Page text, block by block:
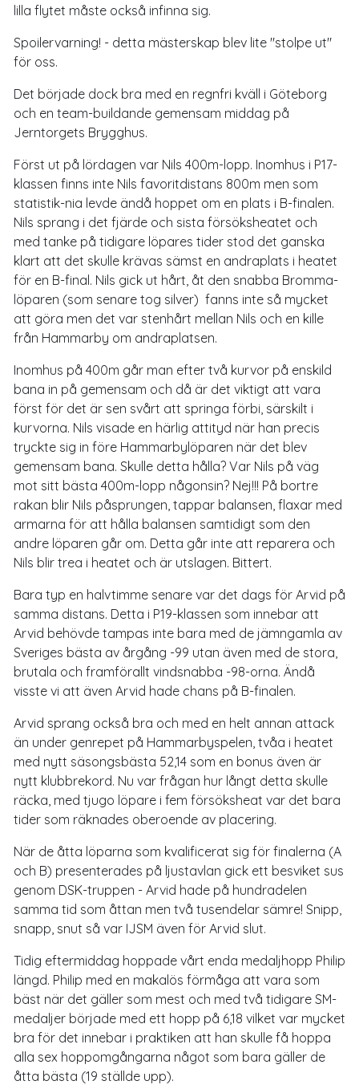
lilla flytet måste också infinna sig.
Spoilervarning! - detta mästerskap blev lite "stolpe ut"
för oss.
Det började dock bra med en regnfri kväll i Göteborg
och en team-buildande gemensam middag på
Jerntorgets Brygghus.
Först ut på lördagen var Nils 400m-lopp. Inomhus i P17-
klassen finns inte Nils favoritdistans 800m men som
statistik-nia levde ändå hoppet om en plats i B-finalen.
Nils sprang i det fjärde och sista försöksheatet och
med tanke på tidigare löpares tider stod det ganska
klart att det skulle krävas sämst en andraplats i heatet
för en B-final. Nils gick ut hårt, åt den snabba Bromma-
löparen (som senare tog silver) fanns inte så mycket
att göra men det var stenhårt mellan Nils och en kille
från Hammarby om andraplatsen.
Inomhus på 400m går man efter två kurvor på enskild
bana in på gemensam och då är det viktigt att vara
först för det är sen svårt att springa förbi, särskilt i
kurvorna. Nils visade en härlig attityd när han precis
tryckte sig in före Hammarbylöparen när det blev
gemensam bana. Skulle detta hålla? Var Nils på väg
mot sitt bästa 400m-lopp någonsin? Nej!!! På bortre
rakan blir Nils påsprungen, tappar balansen, flaxar med
armarna för att hålla balansen samtidigt som den
andre löparen går om. Detta går inte att reparera och
Nils blir trea i heatet och är utslagen. Bittert.
Bara typ en halvtimme senare var det dags för Arvid på
samma distans. Detta i P19-klassen som innebar att
Arvid behövde tampas inte bara med de jämngamla av
Sveriges bästa av årgång -99 utan även med de stora,
brutala och framförallt vindsnabba -98-orna. Ändå
visste vi att även Arvid hade chans på B-finalen.
Arvid sprang också bra och med en helt annan attack
än under genrepet på Hammarbyspelen, tvåa i heatet
med nytt säsongsbästa 52,14 som en bonus även är
nytt klubbrekord. Nu var frågan hur långt detta skulle
räcka, med tjugo löpare i fem försöksheat var det bara
tider som räknades oberoende av placering.
När de åtta löparna som kvalificerat sig för finalerna (A
och B) presenterades på ljustavlan gick ett besviket sus
genom DSK-truppen - Arvid hade på hundradelen
samma tid som åttan men två tusendelar sämre! Snipp,
snapp, snut så var IJSM även för Arvid slut.
Tidig eftermiddag hoppade vårt enda medaljhopp Philip
längd. Philip med en makalös förmåga att vara som
bäst när det gäller som mest och med två tidigare SM-
medaljer började med ett hopp på 6,18 vilket var mycket
bra för det innebar i praktiken att han skulle få hoppa
alla sex hoppomgångarna något som bara gäller de
åtta bästa (19 ställde upp).